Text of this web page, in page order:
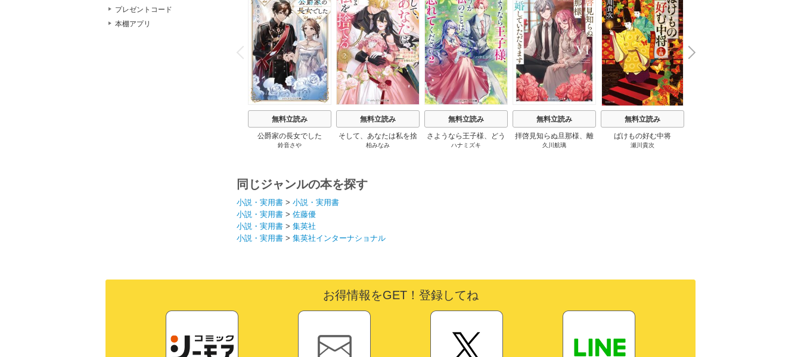
プレゼントコード
本棚アプリ
P
r
e
v
i
o
u
s
無料立読み
公爵家の長女でした
鈴音さや
無料立読み
そして、あなたは私を捨
てる
柏みなみ
無料立読み
さようなら王子様、どう
か私のことは忘れてくだ
ハナミズキ
無料立読み
拝啓見知らぬ旦那様、離
婚していただきます
久川航璃
無料立読み
ばけもの好む中将
瀬川貴次
N
e
x
t
同じジャンルの本を探す
小説・実用書 > 小説・実用書
小説・実用書 > 佐藤優
小説・実用書 > 集英社
小説・実用書 > 集英社インターナショナル
お得情報をGET！登録してね